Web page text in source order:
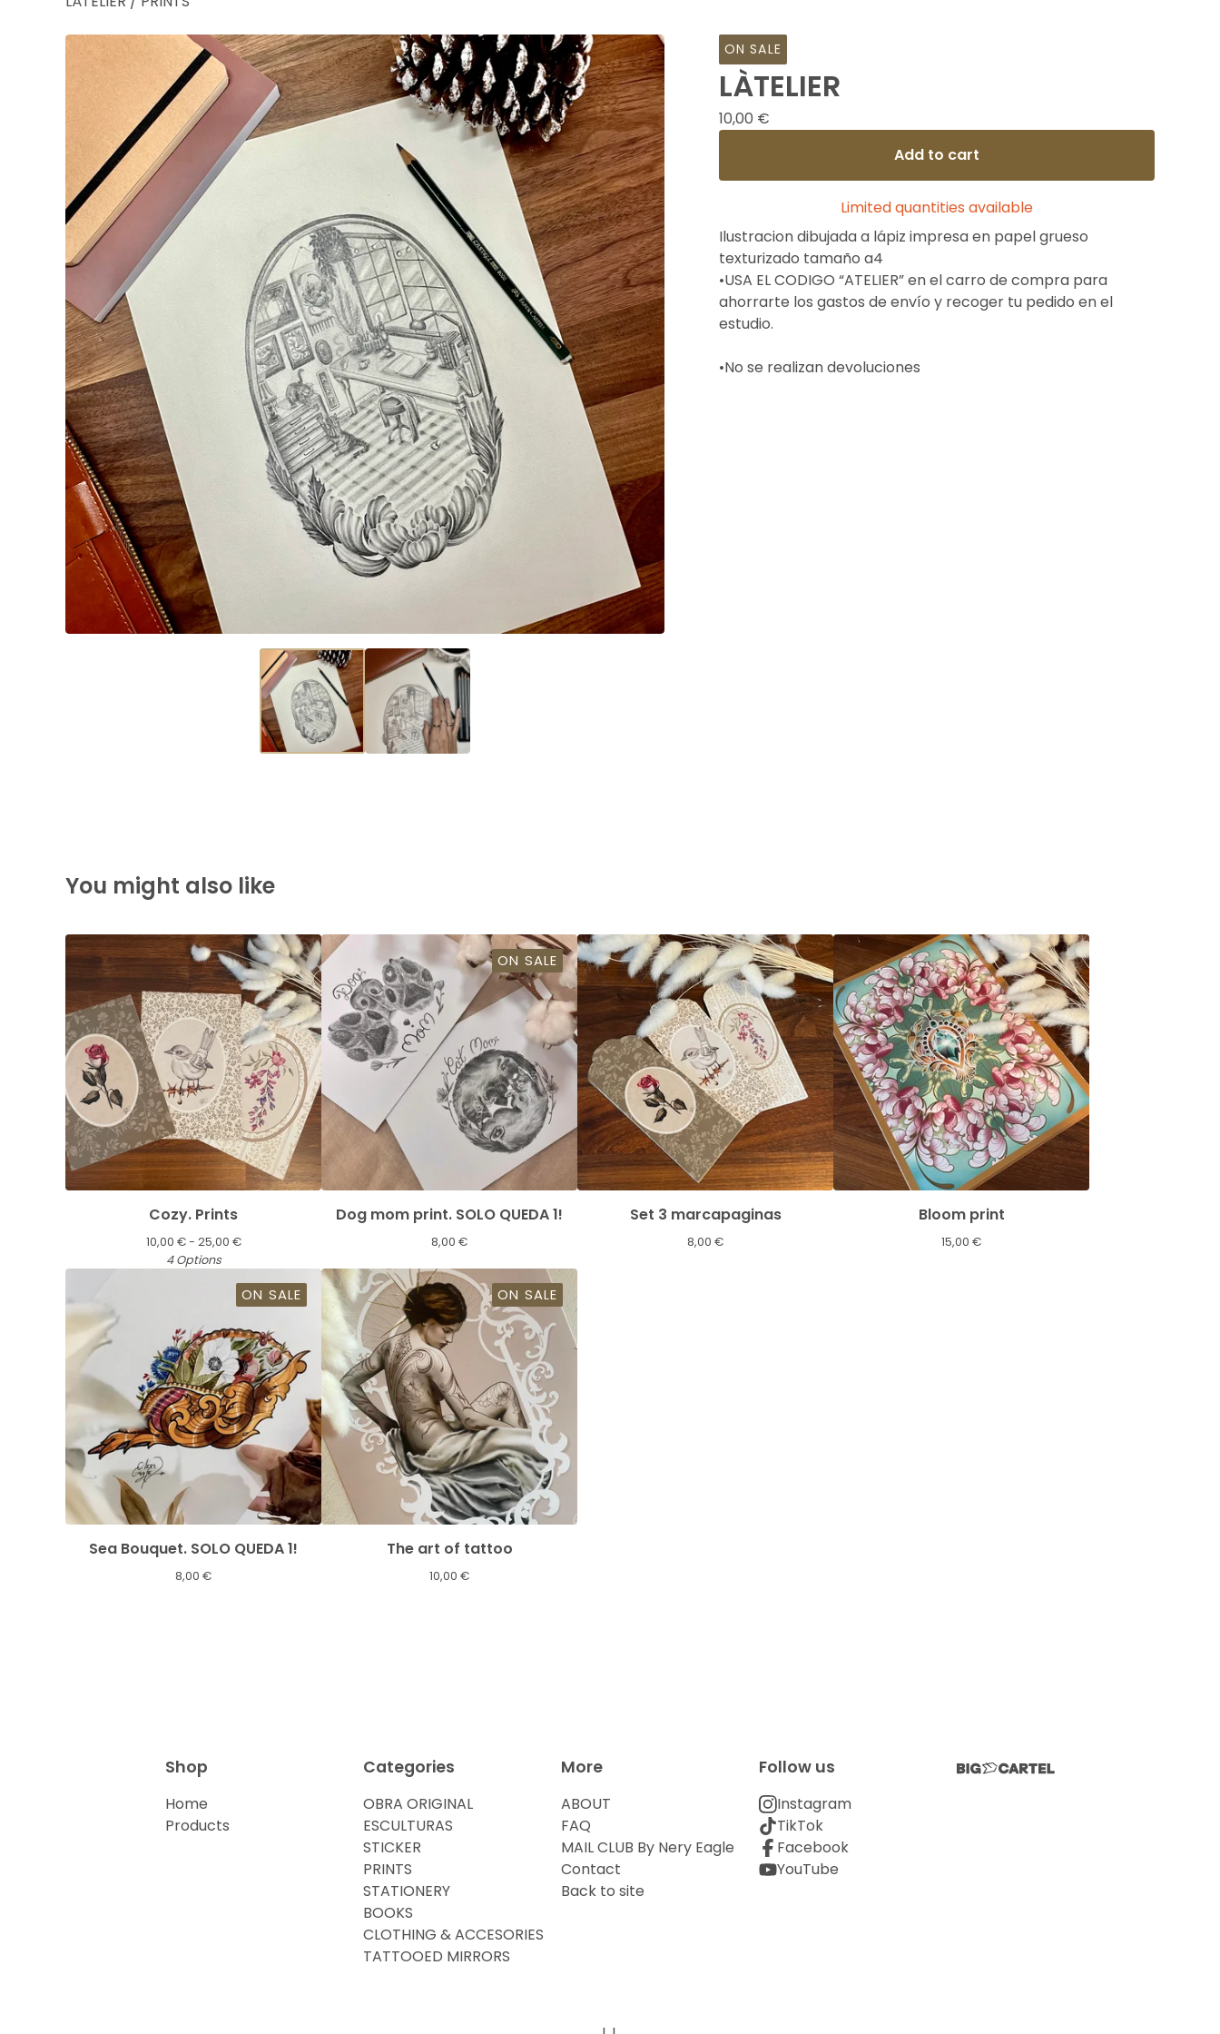
ON SALE
LÀTELIER
10,00 €
Add to cart
Limited quantities available
Ilustracion dibujada a lápiz impresa en papel grueso
texturizado tamaño a4
•USA EL CODIGO “ATELIER” en el carro de compra para
ahorrarte los gastos de envío y recoger tu pedido en el
estudio.
•No se realizan devoluciones
You might also like
Cozy. Prints
10,00 €- 25,00 €
4 Options
ON SALE
Dog mom print. SOLO QUEDA 1!
8,00 €
Set 3 marcapaginas
8,00 €
Bloom print
15,00 €
ON SALE
Sea Bouquet. SOLO QUEDA 1!
8,00 €
ON SALE
The art of tattoo
10,00 €
Shop
Home
Products
Categories
OBRA ORIGINAL
ESCULTURAS
STICKER
PRINTS
STATIONERY
BOOKS
CLOTHING & ACCESORIES
TATTOOED MIRRORS
More
ABOUT
FAQ
MAIL CLUB By Nery Eagle
Contact
Back to site
Follow us
Instagram
TikTok
Facebook
YouTube